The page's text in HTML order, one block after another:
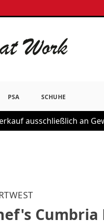
PSA SCHUHE
ausschließlich an
Cumbria